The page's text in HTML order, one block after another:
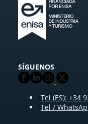
SÍGUENOS
Tel (ES): +34
Tel /